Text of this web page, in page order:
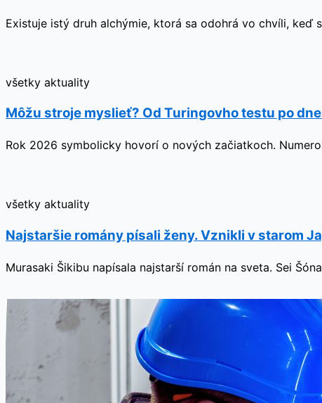
Existuje istý druh alchýmie, ktorá sa odohrá vo chvíli, keď
všetky aktuality
Môžu stroje myslieť? Od Turingovho testu po
Rok 2026 symbolicky hovorí o nových začiatkoch.
všetky aktuality
Najstaršie romány písali ženy. Vznikli v starom
Murasaki Šikibu napísala najstarší román na sveta. Sei